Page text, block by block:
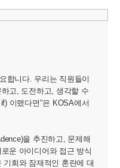
합니다. 우리는 직원들이
고, 도전하고, 생각할 수
이랬다면"은 KOSA에서
을 추진하고, 문제해
운 아이디어와 접근 방식
회와 잠재적인 혼란에 대